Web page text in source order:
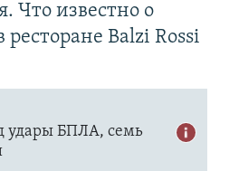
Что известно о
Balzi Rossi